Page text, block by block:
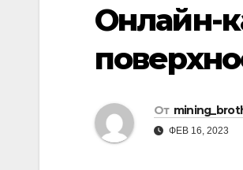
Онлайн-
От
ФЕВ 16, 2023